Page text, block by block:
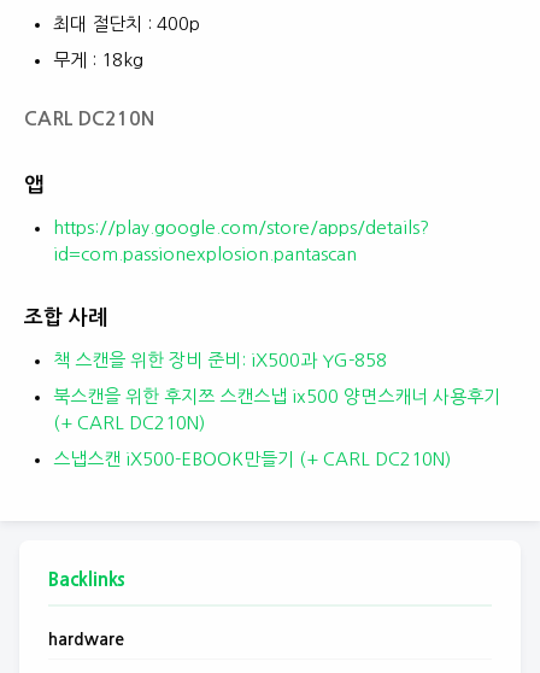
최대 절단치 : 400p
무게 : 18kg
CARL DC210N
앱
https://play.google.com/store/apps/details?
id=com.passionexplosion.pantascan
조합 사례
책 스캔을 위한 장비 준비: iX500과 YG-858
북스캔을 위한 후지쯔 스캔스냅 ix500 양면스캐너 사용후기
(+ CARL DC210N)
스냅스캔 iX500-EBOOK만들기 (+ CARL DC210N)
Backlinks
hardware